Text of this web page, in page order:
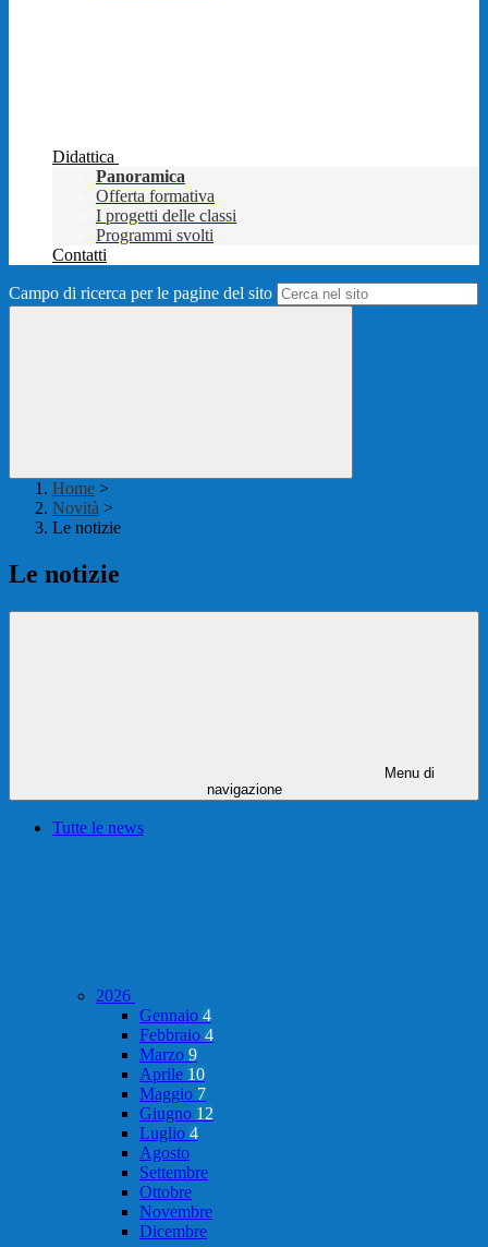
Didattica
Panoramica
Offerta formativa
I progetti delle classi
Programmi svolti
Contatti
Campo di ricerca per le pagine del sito
Home >
Novità >
Le notizie
Le notizie
Menu di
navigazione
Tutte le news
2026
Gennaio 4
Febbraio 4
Marzo 9
Aprile 10
Maggio 7
Giugno 12
Luglio 4
Agosto
Settembre
Ottobre
Novembre
Dicembre